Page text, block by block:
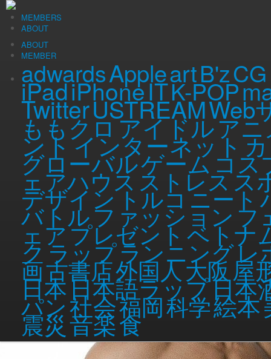
MEMBERS
ABOUT
ABOUT
MEMBER
adwardsAppleartB'zCG
iPadiPhoneITK-POP
TwitterUSTREAMWeb
ももクロアイドルア
ント インターネット
グローバルゲームコス
ェアハウスストレスス
デザイントルコ ニート
バトルファッション フ
ェアプレゼント ベトナ
ク ラップランニングレ
画古書店外国人大阪 屋
日本日本語ラップ日本
パン社会福岡科学絵本
震災音楽食
ハチヨンピクニック in ニコタマ Sat, 21 May 2016
調べた!iPhone 7に関する噂・情報 Thu, 30 Oct 2014
検索の扉!Googleを支えているサーバー内部が公開されている Sat, 13 Sep
凄い!Facebookを支えているサーバー内部が公開されている